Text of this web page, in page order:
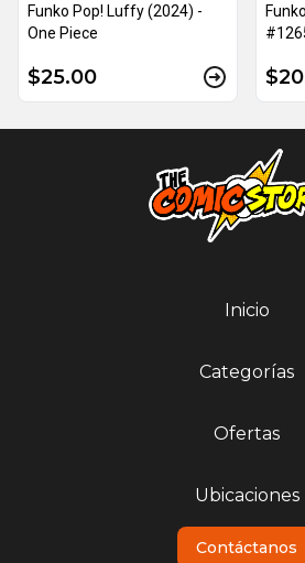
Funko Pop! Luffy (2024) -
One Piece
$25.00
Inicio
Categorías
Ofertas
Ubicaciones
Contáctanos